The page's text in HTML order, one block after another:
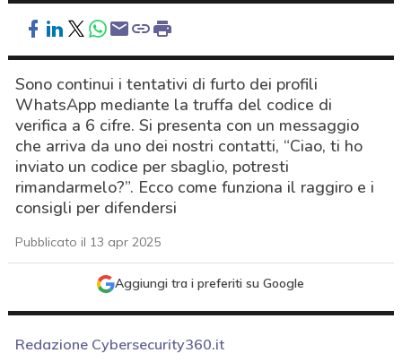
Sono continui i tentativi di furto dei profili
WhatsApp mediante la truffa del codice di
verifica a 6 cifre. Si presenta con un messaggio
che arriva da uno dei nostri contatti, “Ciao, ti ho
inviato un codice per sbaglio, potresti
rimandarmelo?”. Ecco come funziona il raggiro e i
consigli per difendersi
Pubblicato il 13 apr 2025
Aggiungi tra i preferiti su Google
Redazione Cybersecurity360.it